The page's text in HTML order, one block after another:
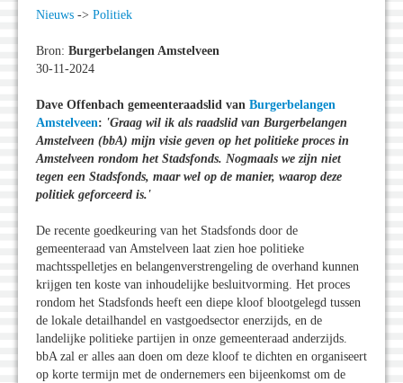
Nieuws -> Politiek
Bron: Burgerbelangen Amstelveen
30-11-2024
Dave Offenbach gemeenteraadslid van Burgerbelangen
Amstelveen: 'Graag wil ik als raadslid van Burgerbelangen
Amstelveen (bbA) mijn visie geven op het politieke proces in
Amstelveen rondom het Stadsfonds. Nogmaals we zijn niet
tegen een Stadsfonds, maar wel op de manier, waarop deze
politiek geforceerd is.'
De recente goedkeuring van het Stadsfonds door de
gemeenteraad van Amstelveen laat zien hoe politieke
machtsspelletjes en belangenverstrengeling de overhand kunnen
krijgen ten koste van inhoudelijke besluitvorming. Het proces
rondom het Stadsfonds heeft een diepe kloof blootgelegd tussen
de lokale detailhandel en vastgoedsector enerzijds, en de
landelijke politieke partijen in onze gemeenteraad anderzijds.
bbA zal er alles aan doen om deze kloof te dichten en organiseert
op korte termijn met de ondernemers een bijeenkomst om de